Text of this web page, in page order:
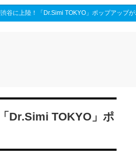
谷に上陸！「Dr.Simi TOKYO」ポップアップが
Dr.Simi TOKYO」ポ